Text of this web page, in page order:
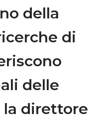
della
di
delle
la direttore